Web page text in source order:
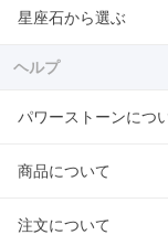
星座石から選ぶ
ヘルプ
パワーストーンにつ
商品について
注文について